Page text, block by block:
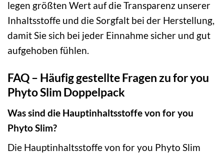
legen größten Wert auf die Transparenz unserer
Inhaltsstoffe und die Sorgfalt bei der Herstellung,
damit Sie sich bei jeder Einnahme sicher und gut
aufgehoben fühlen.
FAQ – Häufig gestellte Fragen zu for you
Phyto Slim Doppelpack
Was sind die Hauptinhaltsstoffe von for you
Phyto Slim?
Die Hauptinhaltsstoffe von for you Phyto Slim